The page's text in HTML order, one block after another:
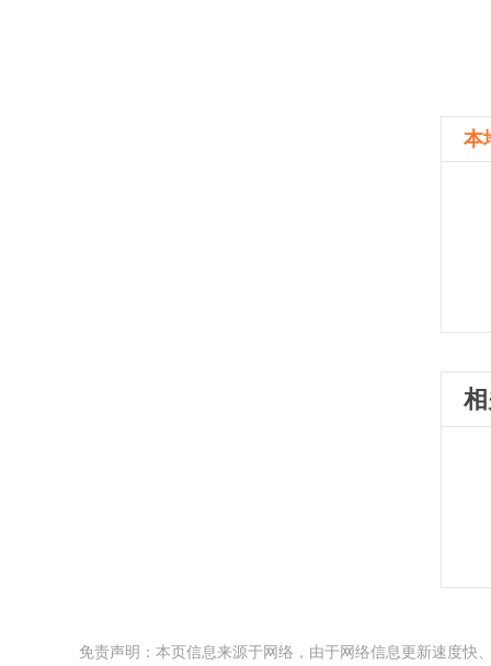
本
免责声明：本页信息来源于网络，由于网络信息更新速度快